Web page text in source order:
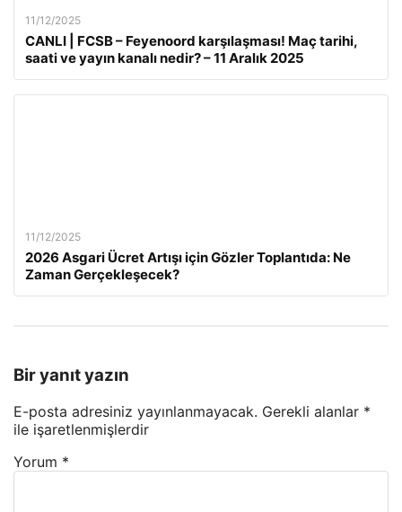
11/12/2025
CANLI | FCSB – Feyenoord karşılaşması! Maç tarihi,
saati ve yayın kanalı nedir? – 11 Aralık 2025
11/12/2025
2026 Asgari Ücret Artışı için Gözler Toplantıda: Ne
Zaman Gerçekleşecek?
Bir yanıt yazın
E-posta adresiniz yayınlanmayacak. Gerekli alanlar *
ile işaretlenmişlerdir
Yorum *